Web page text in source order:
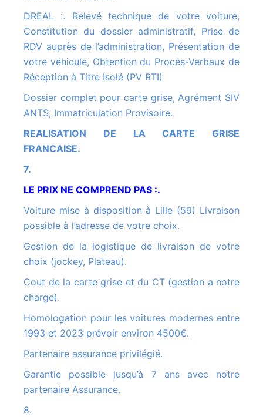
DREAL :. Relevé technique de votre voiture,
Constitution du dossier administratif, Prise de
RDV auprès de l’administration, Présentation de
votre véhicule, Obtention du Procès-Verbaux de
Réception à Titre Isolé (PV RTI)
Dossier complet pour carte grise, Agrément SIV
ANTS, Immatriculation Provisoire.
REALISATION DE LA CARTE GRISE
FRANCAISE.
7.
LE PRIX NE COMPREND PAS :.
Voiture mise à disposition à Lille (59) Livraison
possible à l’adresse de votre choix.
Gestion de la logistique de livraison de votre
choix (jockey, Plateau).
Cout de la carte grise et du CT (gestion a notre
charge).
Homologation pour les voitures modernes entre
1993 et 2023 prévoir environ 4500€.
Partenaire assurance privilégié.
Garantie possible jusqu’à 7 ans avec notre
partenaire Assurance.
8.